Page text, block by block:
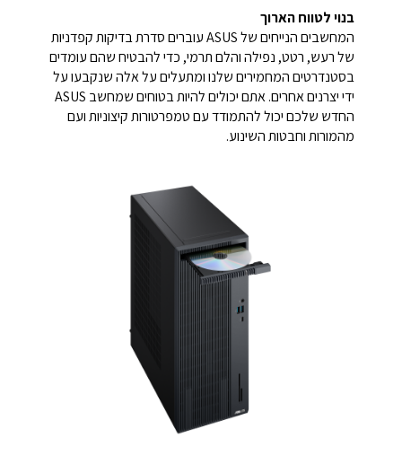
בנוי לטווח הארוך
המחשבים הנייחים של ASUS עוברים סדרת בדיקות קפדניות
של רעש, רטט, נפילה והלם תרמי, כדי להבטיח שהם עומדים
בסטנדרטים המחמירים שלנו ומתעלים על אלה שנקבעו על
ידי יצרנים אחרים. אתם יכולים להיות בטוחים שמחשב ASUS
החדש שלכם יכול להתמודד עם טמפרטורות קיצוניות ועם
מהמורות וחבטות השינוע.